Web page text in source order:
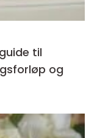
til
og